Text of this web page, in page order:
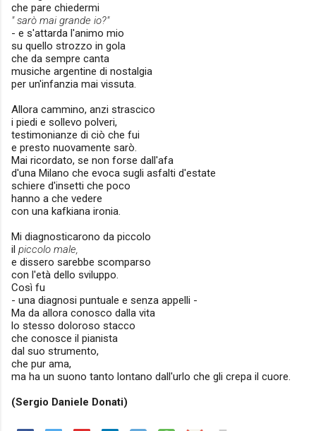
che pare chiedermi
" sarò mai grande io?"
- e s'attarda l'animo mio
su quello strozzo in gola
che da sempre canta
musiche argentine di nostalgia
per un'infanzia mai vissuta.
Allora cammino, anzi strascico
i piedi e sollevo polveri,
testimonianze di ciò che fui
e presto nuovamente sarò.
Mai ricordato, se non forse dall'afa
d'una Milano che evoca sugli asfalti d'estate
schiere d'insetti che poco
hanno a che vedere
con una kafkiana ironia.
Mi diagnosticarono da piccolo
il piccolo male,
e dissero sarebbe scomparso
con l'età dello sviluppo.
Così fu
- una diagnosi puntuale e senza appelli -
Ma da allora conosco dalla vita
lo stesso doloroso stacco
che conosce il pianista
dal suo strumento,
che pur ama,
ma ha un suono tanto lontano dall'urlo che gli crepa il cuore.
(Sergio Daniele Donati)